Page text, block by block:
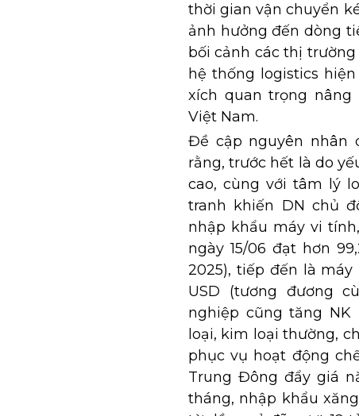
thời gian vận chuyển
ảnh hưởng đến dòng
bối cảnh các thị
hệ thống logistics
xích quan trọng nâng
Việt Nam.
Đề cập nguyên nhân
rằng, trước hết là do
cao, cùng với tâm lý
tranh khiến DN chủ
nhập khẩu máy vi
ngày 15/06 đạt hơn
2025), tiếp đến là
USD (tương đương
nghiệp cũng tăng
loại, kim loại thường,
phục vụ hoạt động
Trung Đông đẩy giá
tháng, nhập khẩu